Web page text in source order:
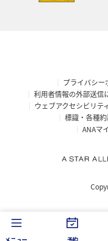
プライバシー
利用者情報の外部送信
ウェブアクセシビリテ
標識・各種
ANAマ